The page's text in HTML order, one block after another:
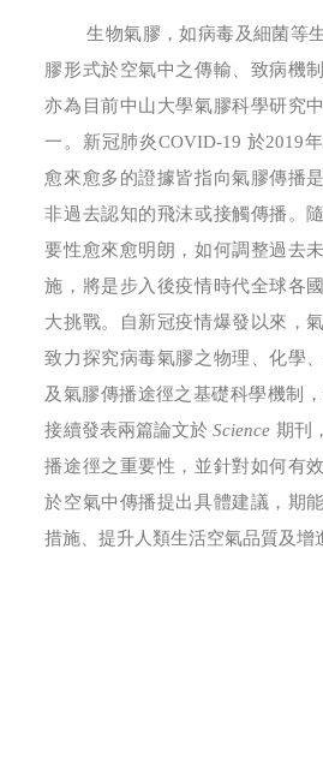
生物氣膠，如病毒及細菌等生
膠形式於空氣中之傳輸、致病機
亦為目前中山大學氣膠科學研究
一。新冠肺炎COVID-19 於2019
愈來愈多的證據皆指向氣膠傳播
非過去認知的飛沫或接觸傳播。
要性愈來愈明朗，如何調整過去
施，將是步入後疫情時代全球各
大挑戰。自新冠疫情爆發以來，
致力探究病毒氣膠之物理、化學
及氣膠傳播途徑之基礎科學機制
接續發表兩篇論文於 Science 期刊
播途徑之重要性，並針對如何有
於空氣中傳播提出具體建議，期
措施、提升人類生活空氣品質及增